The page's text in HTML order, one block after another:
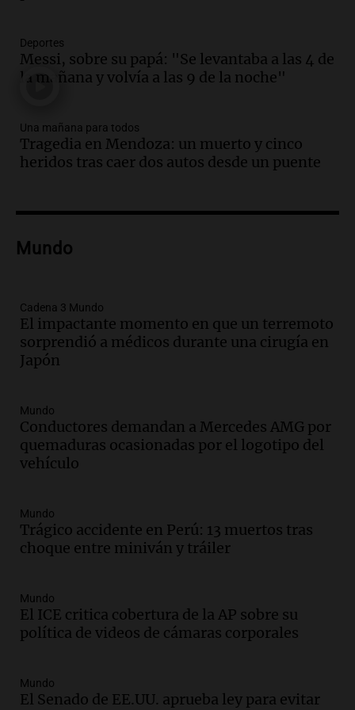
Episodios
Audio.Voluntarios limpiaron 9.000
Una mañana para todos
Episodios
Audio.La historia de la servilleta que
contrato de Leo con Barcelona
Episodios
Una mañana para todos
Episodios
Audio.
Una mañana para todos
Episodios
Audio.
El abuelo de Agostina Vega, tras
Una mañana para todos
Episodios
Audio.Una nutricionista derribó el mito
Una mañana para todos
Episodios
Episodios
Deportes
Messi, sobre su papá: "Se levantaba a las 4 de
la mañana y volvía a las 9 de la noche"
Una mañana para todos
Tragedia en Mendoza: un muerto y cinco
heridos tras caer dos autos desde un puente
Mundo
Cadena 3 Mundo
El impactante momento en que un terremoto
sorprendió a médicos durante una cirugía en
Japón
Mundo
Conductores demandan a Mercedes AMG por
quemaduras ocasionadas por el logotipo del
vehículo
Mundo
Trágico accidente en Perú: 13 muertos tras
choque entre miniván y tráiler
Mundo
El ICE critica cobertura de la AP sobre su
política de videos de cámaras corporales
Mundo
El Senado de EE.UU. aprueba ley para evitar